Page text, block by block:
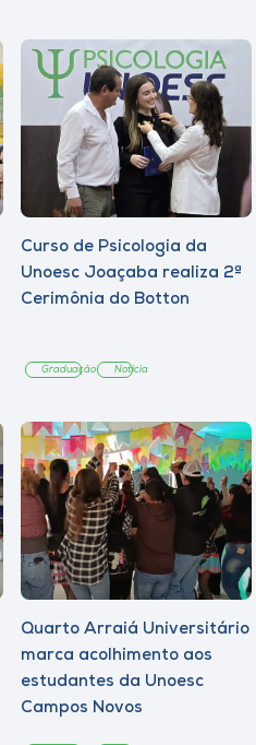
Curso de Psicologia da
Unoesc Joaçaba realiza 2ª
Cerimônia do Botton
Graduação Notícia
Quarto Arraiá Universitário
marca acolhimento aos
estudantes da Unoesc
Campos Novos